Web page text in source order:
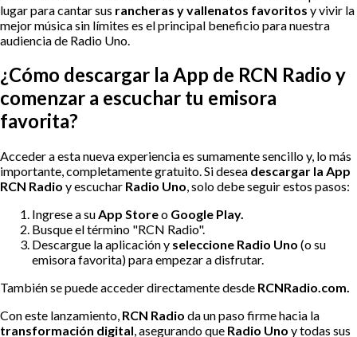
lugar para cantar sus rancheras y vallenatos favoritos y vivir la
mejor música sin límites es el principal beneficio para nuestra
audiencia de Radio Uno.
¿Cómo descargar la App de RCN Radio y
comenzar a escuchar tu emisora
favorita?
Acceder a esta nueva experiencia es sumamente sencillo y, lo más
importante, completamente gratuito. Si desea descargar la App
RCN Radio y escuchar Radio Uno, solo debe seguir estos pasos:
Ingrese a suApp Storeo Google Play.
Busque el término "RCN Radio".
Descargue la aplicación y seleccione Radio Uno (o su
emisora favorita) para empezar a disfrutar.
También se puede acceder directamente desde RCNRadio.com.
Con este lanzamiento, RCN Radio da un paso firme hacia la
transformación digital, asegurando que Radio Uno y todas sus